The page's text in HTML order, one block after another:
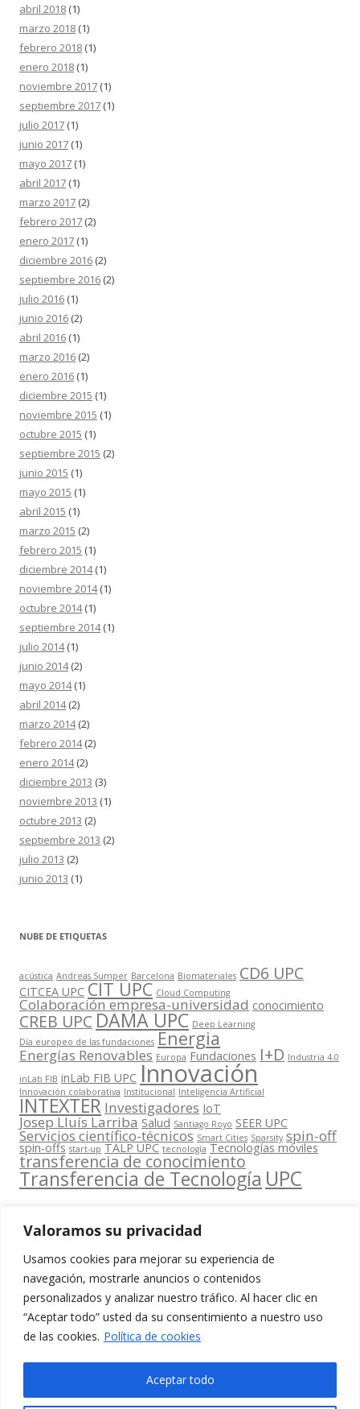
Valoramos su privacidad
Usamos cookies para mejorar su experiencia de
navegación, mostrarle anuncios o contenidos
personalizados y analizar nuestro tráfico. Al hacer clic en
“Aceptar todo” usted da su consentimiento a nuestro uso
de las cookies. Política de cookies
Aceptar todo
abril 2018 (1)
marzo 2018 (1)
febrero 2018 (1)
enero 2018 (1)
noviembre 2017 (1)
septiembre 2017 (1)
julio 2017 (1)
junio 2017 (1)
mayo 2017 (1)
abril 2017 (1)
marzo 2017 (2)
febrero 2017 (2)
enero 2017 (1)
diciembre 2016 (2)
septiembre 2016 (2)
julio 2016 (1)
junio 2016 (2)
abril 2016 (1)
marzo 2016 (2)
enero 2016 (1)
diciembre 2015 (1)
noviembre 2015 (1)
octubre 2015 (1)
septiembre 2015 (2)
junio 2015 (1)
mayo 2015 (1)
abril 2015 (1)
marzo 2015 (2)
febrero 2015 (1)
diciembre 2014(1)
noviembre 2014(1)
octubre 2014(1)
septiembre 2014(1)
julio 2014(1)
junio 2014(2)
mayo 2014(1)
abril 2014(2)
marzo 2014(2)
febrero 2014(2)
enero 2014(2)
diciembre 2013 (3)
noviembre 2013 (1)
octubre 2013 (2)
septiembre 2013 (2)
julio 2013 (2)
junio 2013 (1)
NUBE DE ETIQUETAS
acústica Andreas Sumper Barcelona Biomateriales CD6 UPC
CITCEA UPC CIT UPC Cloud Computing
Colaboración empresa-universidad conocimiento
CREB UPCDAMA UPC Deep Learning
Día europeo de las fundaciones Energia
Energías Renovables Europa Fundaciones I+D Industria 4.0
inLab FIB inLab FIB UPC Innovación
Innovación colaborativa Institucional Inteligencia Artificial
INTEXTER Investigadores IoT
Josep Lluís Larriba Salud Santiago Royo SEER UPC
Servicios científico-técnicos Smart Cities Sparsity spin-off
spin-offs start-up TALP UPC tecnología Tecnologías móviles
transferencia de conocimiento
Transferencia de Tecnología UPC
Contacta
amb
nosaltres
Edifici
www.cit.upc.edu
+34 93 405 44
03
Segueix-nos